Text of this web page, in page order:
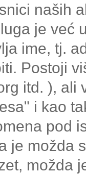
naših
je već
ime, tj.
Postoji
itd. ),
i kao
pod
je možda
možda